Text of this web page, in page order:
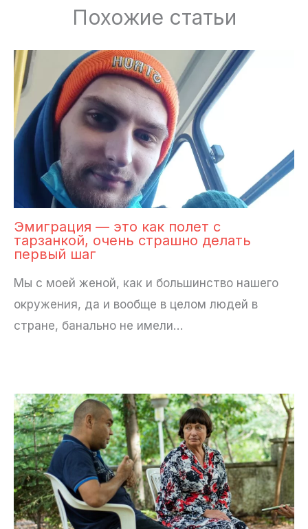
Похожие статьи
Эмиграция — это как полет с
тарзанкой, очень страшно делать
первый шаг
Мы с моей женой, как и большинство нашего
окружения, да и вообще в целом людей в
стране, банально не имели…